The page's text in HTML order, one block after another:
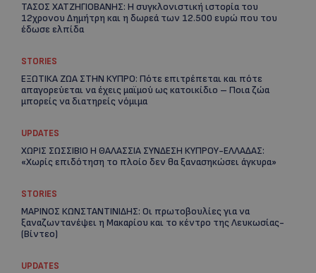
ΤΑΣΟΣ ΧΑΤΖΗΓΙΟΒΑΝΗΣ: Η συγκλονιστική ιστορία του
12χρονου Δημήτρη και η δωρεά των 12.500 ευρώ που του
έδωσε ελπίδα
STORIES
ΕΞΩΤΙΚΑ ΖΩΑ ΣΤΗΝ ΚΥΠΡΟ: Πότε επιτρέπεται και πότε
απαγορεύεται να έχεις μαϊμού ως κατοικίδιο – Ποια ζώα
μπορείς να διατηρείς νόμιμα
UPDATES
ΧΩΡΙΣ ΣΩΣΣΙΒΙΟ Η ΘΑΛΑΣΣΙΑ ΣΥΝΔΕΣΗ ΚΥΠΡΟΥ-ΕΛΛΑΔΑΣ:
«Χωρίς επιδότηση το πλοίο δεν θα ξανασηκώσει άγκυρα»
STORIES
ΜΑΡΙΝΟΣ ΚΩΝΣΤΑΝΤΙΝΙΔΗΣ: Οι πρωτοβουλίες για να
ξαναζωντανέψει η Μακαρίου και το κέντρο της Λευκωσίας-
(Βίντεο)
UPDATES